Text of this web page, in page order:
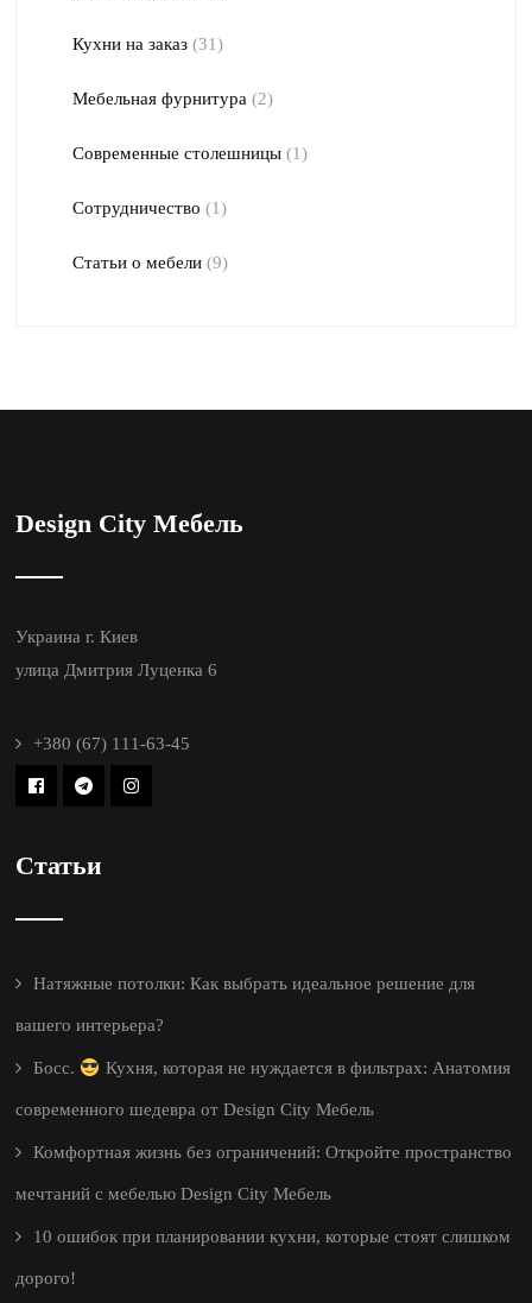
Кухни на заказ(31)
Мебельная фурнитура (2)
Современные столешницы(1)
Сотрудничество (1)
Статьи о мебели(9)
Design City Мебель
Украина г. Киев
улица Дмитрия Луценка 6
+380 (67) 111-63-45
Статьи
Натяжные потолки: Как выбрать идеальное решение для
вашего интерьера?
Босс. Кухня, которая не нуждается в фильтрах: Анатомия
современного шедевра от Design City Мебель
Комфортная жизнь без ограничений: Откройте пространство
мечтаний с мебелью Design City Мебель
10 ошибок при планировании кухни, которые стоят слишком
дорого!